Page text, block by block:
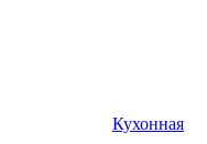
Кухонная